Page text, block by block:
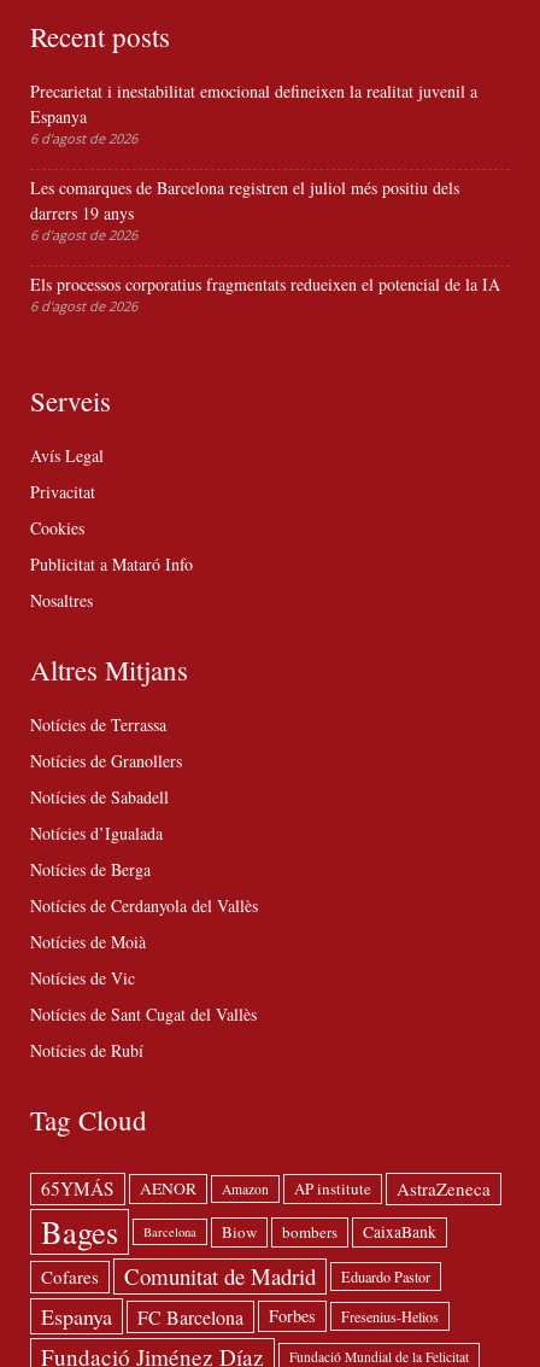
Recent posts
Precarietat i inestabilitat emocional defineixen la realitat juvenil a
Espanya
6 d'agost de 2026
Les comarques de Barcelona registren el juliol més positiu dels
darrers 19 anys
6 d'agost de 2026
Els processos corporatius fragmentats redueixen el potencial de la IA
6 d'agost de 2026
Serveis
Avís Legal
Privacitat
Cookies
Publicitat a Mataró Info
Nosaltres
Altres Mitjans
Notícies de Terrassa
Notícies de Granollers
Notícies de Sabadell
Notícies d’Igualada
Notícies de Berga
Notícies de Cerdanyola del Vallès
Notícies de Moià
Notícies de Vic
Notícies de Sant Cugat del Vallès
Notícies de Rubí
Tag Cloud
65YMÁS AENOR Amazon AP institute AstraZeneca
Bages Barcelona Biow bombers CaixaBank
Cofares Comunitat de Madrid Eduardo Pastor
Espanya FC Barcelona Forbes Fresenius-Helios
Fundació Jiménez Díaz Fundació Mundial de la Felicitat